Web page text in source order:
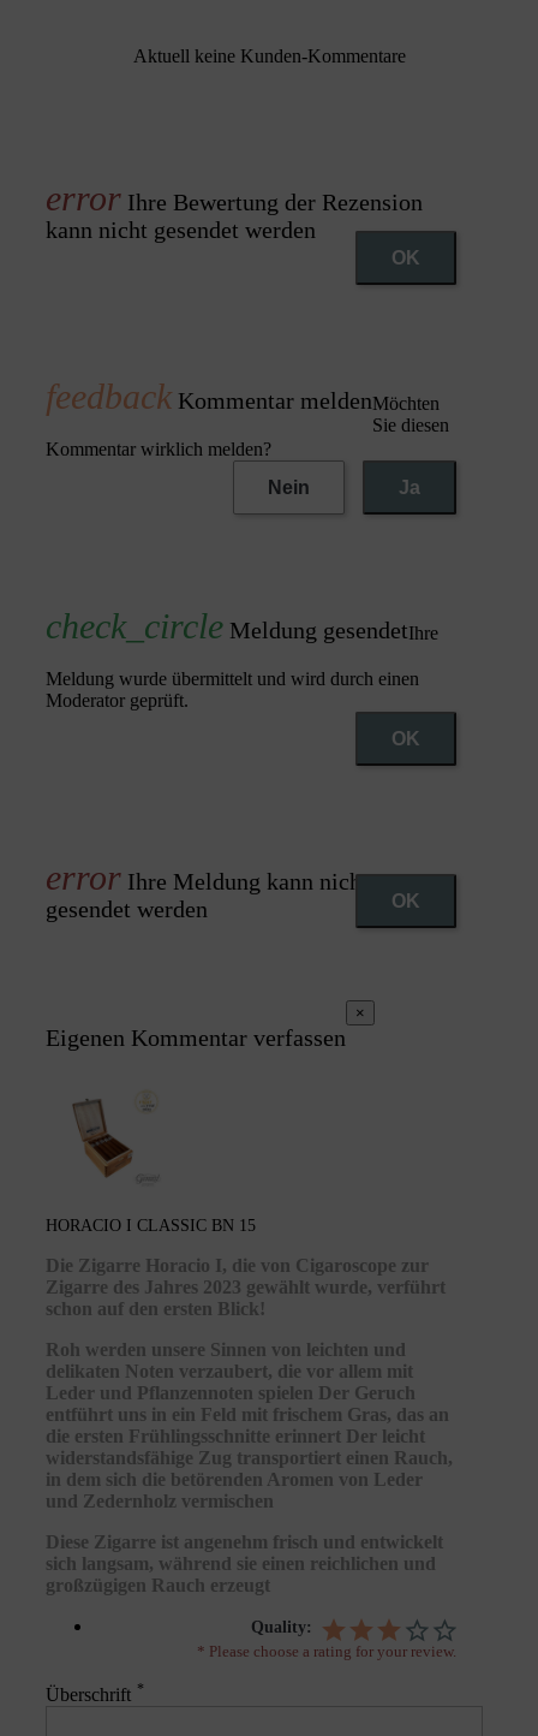
Aktuell keine Kunden-Kommentare
Ihre Bewertung der Rezension
kann nicht gesendet werden
OK
Kommentar meldenMöchten
Sie diesen
Kommentar wirklich melden?
Nein
Ja
Meldung gesendetIhre
Meldung wurde übermittelt und wird durch einen
Moderator geprüft.
OK
Ihre Meldung kann nicht
gesendet werden
OK
Eigenen Kommentar verfassen
×
HORACIO I CLASSIC BN 15
Die Zigarre Horacio I, die von Cigaroscope zur
Zigarre des Jahres 2023 gewählt wurde, verführt
schon auf den ersten Blick!
Roh werden unsere Sinnen von leichten und
delikaten Noten verzaubert, die vor allem mit
Leder und Pflanzennoten spielen Der Geruch
entführt uns in ein Feld mit frischem Gras, das an
die ersten Frühlingsschnitte erinnert Der leicht
widerstandsfähige Zug transportiert einen Rauch,
in dem sich die betörenden Aromen von Leder
und Zedernholz vermischen
Diese Zigarre ist angenehm frisch und entwickelt
sich langsam, während sie einen reichlichen und
großzügigen Rauch erzeugt
Quality:
* Please choose a rating for your review.
Überschrift *